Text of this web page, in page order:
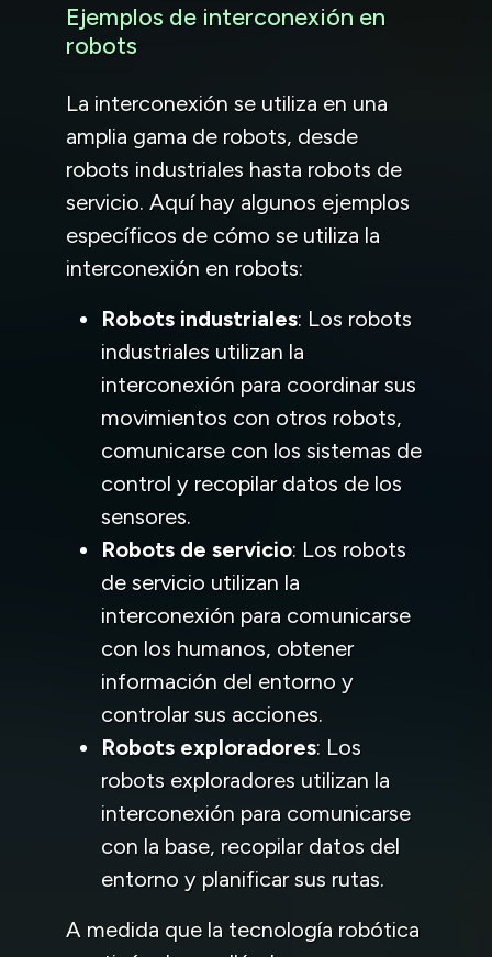
Ejemplos de interconexión en
robots
La interconexión se utiliza en una
amplia gama de robots, desde
robots industriales hasta robots de
servicio. Aquí hay algunos ejemplos
específicos de cómo se utiliza la
interconexión en robots:
Robots industriales: Los robots
industriales utilizan la
interconexión para coordinar sus
movimientos con otros robots,
comunicarse con los sistemas de
control y recopilar datos de los
sensores.
Robots de servicio: Los robots
de servicio utilizan la
interconexión para comunicarse
con los humanos, obtener
información del entorno y
controlar sus acciones.
Robots exploradores: Los
robots exploradores utilizan la
interconexión para comunicarse
con la base, recopilar datos del
entorno y planificar sus rutas.
A medida que la tecnología robótica